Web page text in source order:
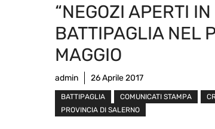
“NEGOZI APERTI
BATTIPAGLIA NEL
MAGGIO
admin 26 Aprile 2017
BATTIPAGLIA COMUNICATI STAMPA
PROVINCIA DI SALERNO